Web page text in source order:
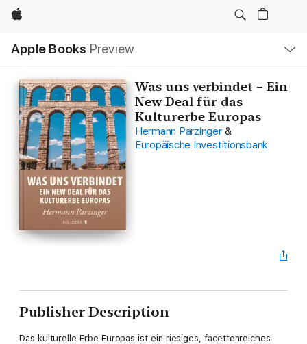
Apple
Apple Books Preview
Nav
Open
Menu
Was uns verbindet – Ein
New Deal für das
Kulturerbe Europas
Hermann Parzinger &
Europäische Investitionsbank
Publisher Description
Das kulturelle Erbe Europas ist ein riesiges, facettenreiches